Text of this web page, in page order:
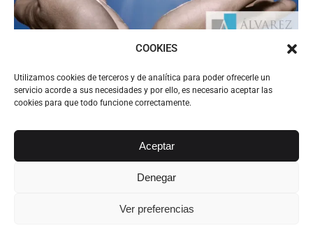
COOKIES
Utilizamos cookies de terceros y de analítica para poder ofrecerle un
servicio acorde a sus necesidades y por ello, es necesario aceptar las
cookies para que todo funcione correctamente.
Aceptar
Denegar
Ver preferencias
Derecho donaciones, todo sobre las
donaciones
Se llama derecho de donaciones a todas aquellas
necesarios para hacer una donación. Éstas